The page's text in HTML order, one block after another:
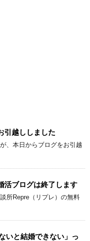
引越ししました
、本日からブログをお引越
活ブログは終了します
所Repre（リプレ）の無料
いと結婚できない」っ